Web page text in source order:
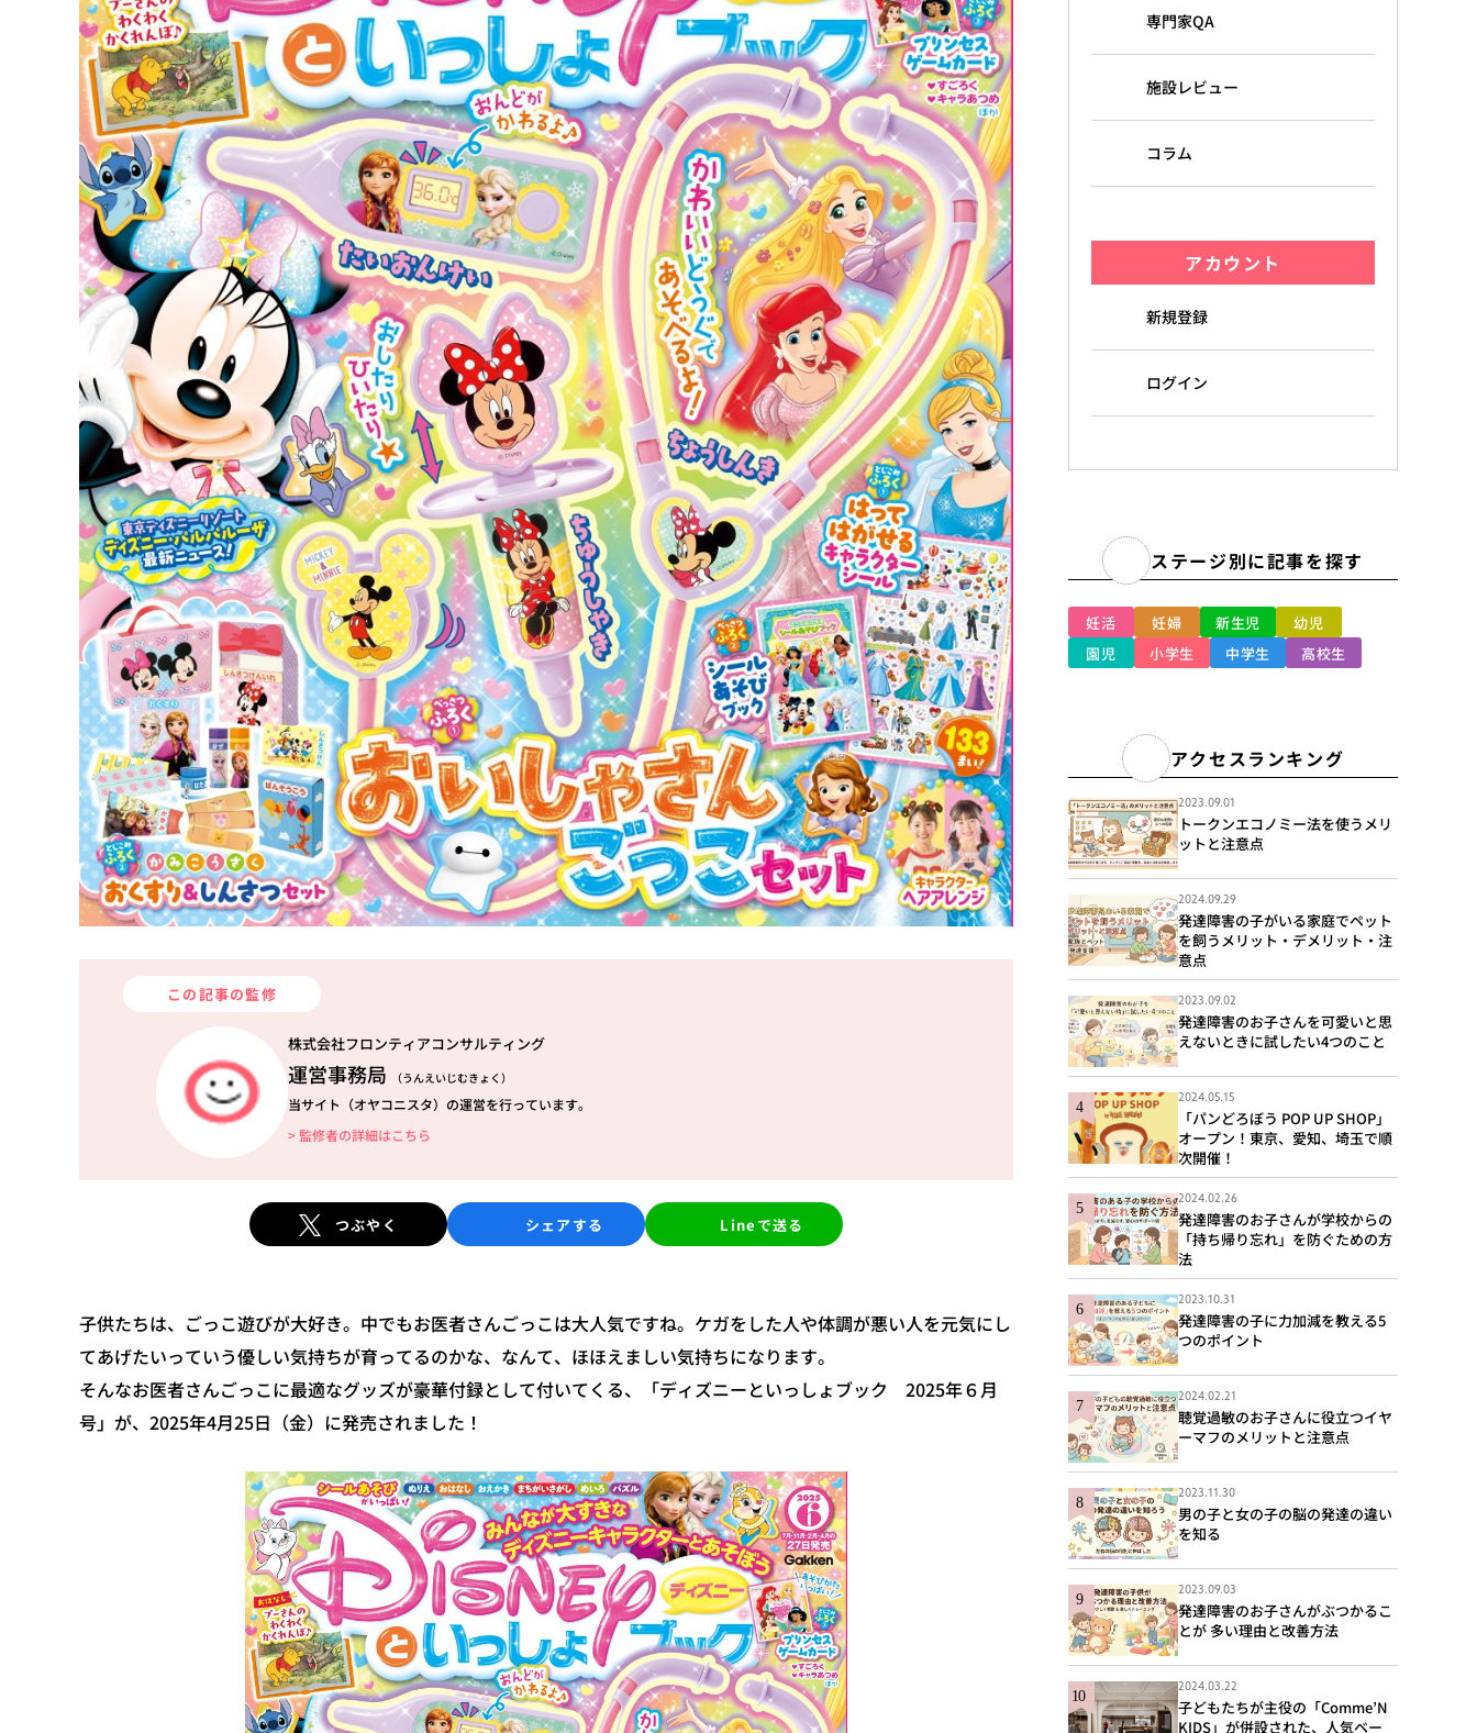
この記事の監修
株式会社フロンティアコンサルティング
運営事務局 （うんえいじむきょく）
当サイト（オヤコニスタ）の運営を行っています。
> 監修者の詳細はこちら
つぶやく シェアする Lineで送る
子供たちは、ごっこ遊びが大好き。中でもお医者さんごっこは大人気ですね。ケガをした人や体調が悪い人を元気にし
てあげたいっていう優しい気持ちが育ってるのかな、なんて、ほほえましい気持ちになります。
そんなお医者さんごっこに最適なグッズが豪華付録として付いてくる、「ディズニーといっしょブック 2025年６月
号」が、2025年4月25日（金）に発売されました！
専門家QA
施設レビュー
コラム
アカウント
新規登録
ログイン
ステージ別に記事を探す
妊活 妊婦 新生児
幼児
園児
小学生 中学生 高校生
アクセスランキング
2023.09.01
トークンエコノミー法を使うメリ
ットと注意点
2024.09.29
発達障害の子がいる家庭でペット
を飼うメリット・デメリット・注
意点
2023.09.02
発達障害のお子さんを可愛いと思
えないときに試したい4つのこと
2024.05.15
「パンどろぼう POP UP SHOP」
オープン！東京、愛知、埼玉で順
次開催！
2024.02.26
発達障害のお子さんが学校からの
「持ち帰り忘れ」を防ぐための方
法
2023.10.31
発達障害の子に力加減を教える5
つのポイント
2024.02.21
聴覚過敏のお子さんに役立つイヤ
ーマフのメリットと注意点
2023.11.30
男の子と女の子の脳の発達の違い
を知る
2023.09.03
発達障害のお子さんがぶつかるこ
とが 多い理由と改善方法
2024.03.22
子どもたちが主役の「Comme’N
KIDS」が併設された、人気ベー